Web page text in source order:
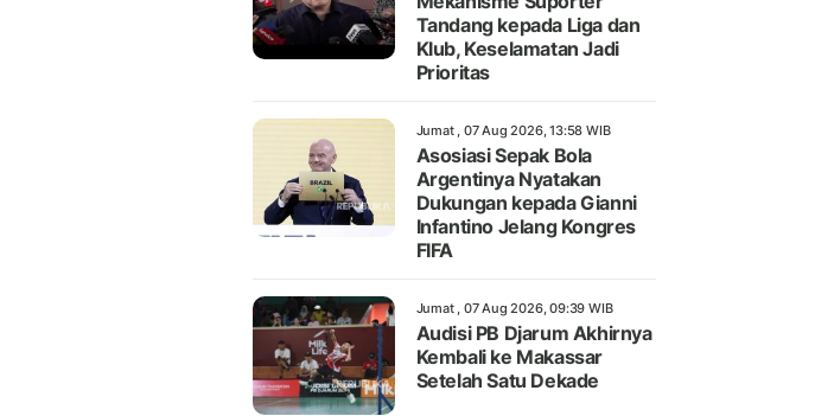
Tandang kepada Liga dan
Klub, Keselamatan Jadi
Prioritas
Jumat , 07 Aug 2026, 13:58 WIB
Asosiasi Sepak Bola
Argentinya Nyatakan
Dukungan kepada Gianni
Infantino Jelang Kongres
FIFA
Jumat , 07 Aug 2026, 09:39 WIB
Audisi PB Djarum Akhirnya
Kembali ke Makassar
Setelah Satu Dekade